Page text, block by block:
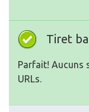
Tiret
Parfait! Aucuns
URLs.